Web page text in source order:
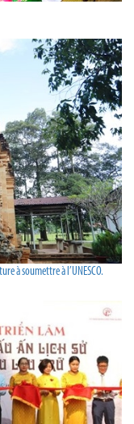
à soumettre à l’UNESCO.